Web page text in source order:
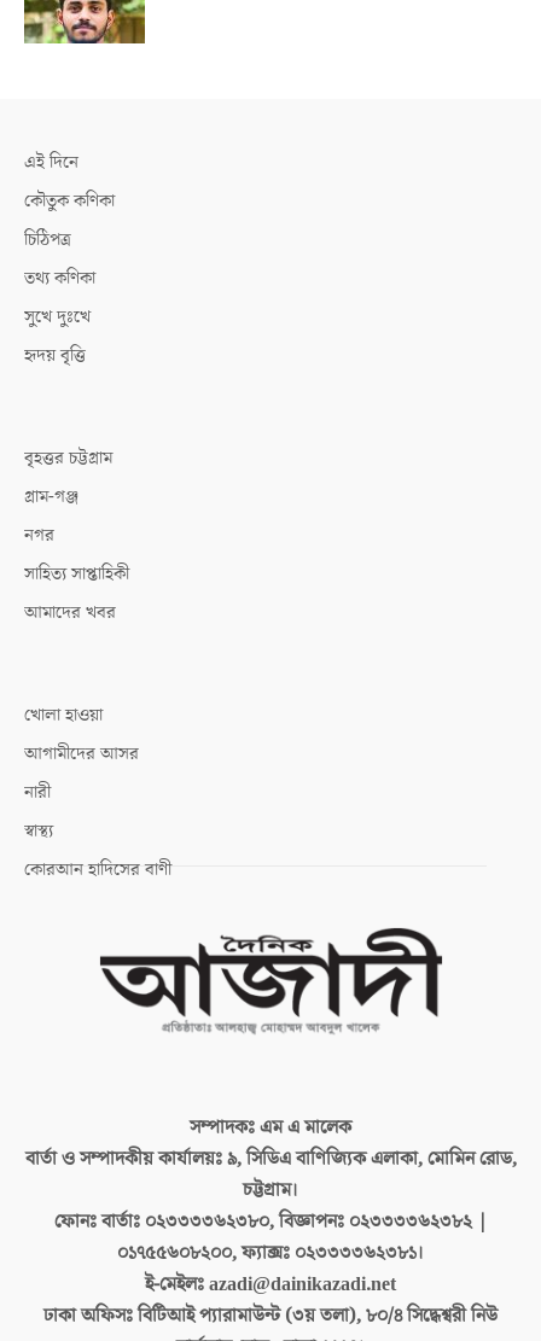
এই দিনে
কৌতুক কণিকা
চিঠিপত্র
তথ্য কণিকা
সুখে দুঃখে
হৃদয় বৃত্তি
বৃহত্তর চট্টগ্রাম
গ্রাম-গঞ্জ
নগর
সাহিত্য সাপ্তাহিকী
আমাদের খবর
খোলা হাওয়া
আগামীদের আসর
নারী
স্বাস্থ্য
কোরআন হাদিসের বাণী
সম্পাদকঃএম এ মালেক
বার্তা ও সম্পাদকীয় কার্যালয়ঃ৯, সিডিএ বাণিজ্যিক এলাকা, মোমিন রোড,
চট্টগ্রাম।
ফোনঃ বার্তাঃ ০২৩৩৩৩৬২৩৮০, বিজ্ঞাপনঃ ০২৩৩৩৩৬২৩৮২ |
০১৭৫৫৬০৮২০০, ফ্যাক্সঃ ০২৩৩৩৩৬২৩৮১।
ই-মেইলঃazadi@dainikazadi.net
ঢাকা অফিসঃবিটিআই প্যারামাউন্ট (৩য় তলা), ৮০/৪ সিদ্ধেশ্বরী নিউ